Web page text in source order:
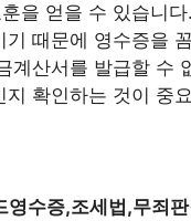
을 얻을 수 있습니
때문에 영수증을
계산서를 발급할 수
확인하는 것이 중
영수증,조세법,무죄